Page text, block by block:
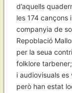
d’aquells
les 174 cançons
companyia de
Repoblació
per la seua
folklore
i audiovisuals
però han estat